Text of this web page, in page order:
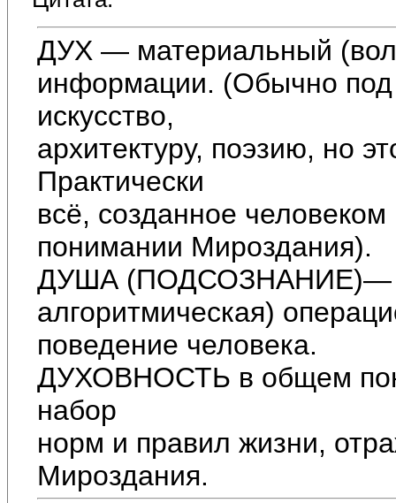
ДУХ — материальный
информации. (Обычно
искусство,
архитектуру, поэзию, но
Практически
всё, созданное
понимании Мироздания).
ДУША (ПОДСОЗНАНИЕ)—
алгоритмическая)
поведение человека.
ДУХОВНОСТЬ в общем
набор
норм и правил жизни,
Мироздания.